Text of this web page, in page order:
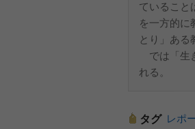
ていること
を一方的に
とり」ある
では「生
れる。
タグ レポ